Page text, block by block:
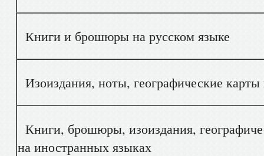
Книги и брошюры на русском языке
Изоиздания, ноты, географические
Книги, брошюры, изоиздания,
на иностранных языках